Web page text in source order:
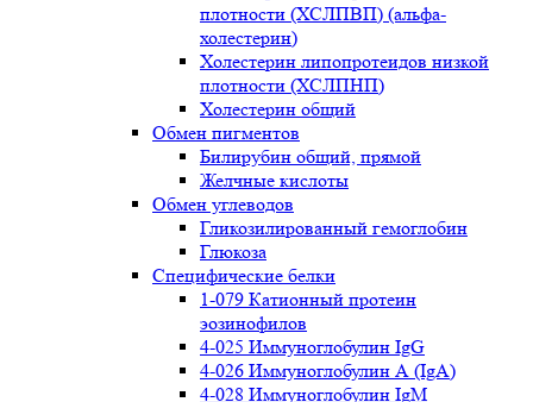
плотности (ХСЛПВП) (альфа-
холестерин)
Холестерин липопротеидов низкой
плотности (ХСЛПНП)
Холестерин общий
Обмен пигментов
Билирубин общий, прямой
Желчные кислоты
Обмен углеводов
Гликозилированный гемоглобин
Глюкоза
Специфические белки
1-079 Катионный протеин
эозинофилов
4-025 Иммуноглобулин IgG
4-026 Иммуноглобулин А (IgA)
4-028 Иммуноглобулин IgM